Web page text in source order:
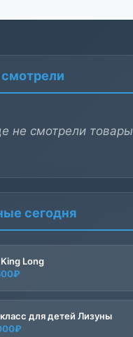
не смотрели товары
сегодня
Long
₽
для детей Лизуны
₽